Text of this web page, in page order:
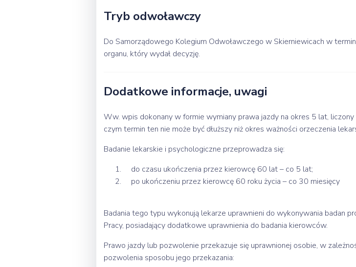
Tryb odwoławczy
Do Samorządowego Kolegium Odwoławczego w Skierniewicach w
organu, który wydał decyzję.
Dodatkowe informacje, uwagi
Ww. wpis dokonany w formie wymiany prawa jazdy na okres 5 lat,
czym termin ten nie może być dłuższy niż okres ważności orzeczenia
Badanie lekarskie i psychologiczne przeprowadza się:
do czasu ukończenia przez kierowcę 60 lat – co 5 lat;
po ukończeniu przez kierowcę 60 roku życia – co 30 miesięcy
Badania tego typu wykonują lekarze uprawnieni do wykonywania badan
Pracy, posiadający dodatkowe uprawnienia do badania kierowców.
Prawo jazdy lub pozwolenie przekazuje się uprawnionej osobie, w
pozwolenia sposobu jego przekazania: